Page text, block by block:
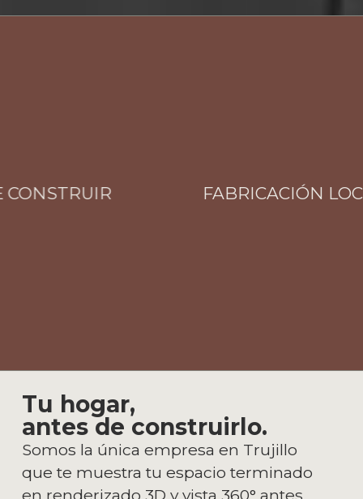
FABRICACIÓN LOCAL
Tu hogar,
antes de construirlo.
Somos la única empresa en Trujillo
que te muestra tu espacio terminado